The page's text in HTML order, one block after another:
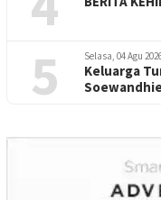
5 Selasa, 04 Agu
Keluarga